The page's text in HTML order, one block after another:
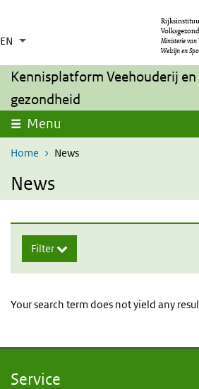
Ministerie van
Welzijn en
EN Language switcher
List additional actions
Collapsed
Kennisplatform Veehouderij
gezondheid
Menu
Home News
News
Filter
Your search term does not yield any
Service